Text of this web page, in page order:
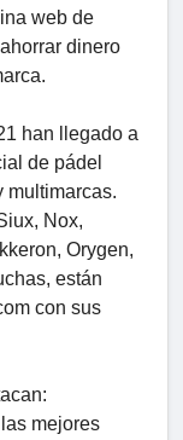
web de
dinero
han llegado a
de pádel
multimarcas.
Nox,
Orygen,
están
con sus
mejores